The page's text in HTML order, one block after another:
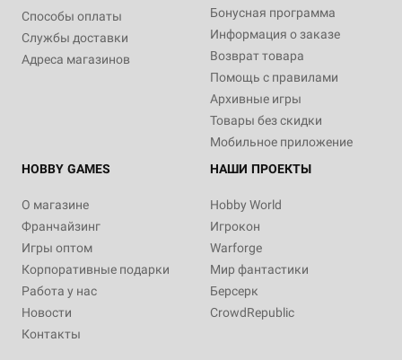
Способы оплаты
Службы доставки
Адреса магазинов
Бонусная программа
Информация о заказе
Возврат товара
Помощь с правилами
Архивные игры
Товары без скидки
Мобильное приложение
HOBBY GAMES
О магазине
Франчайзинг
Игры оптом
Корпоративные подарки
Работа у нас
Новости
Контакты
НАШИ ПРОЕКТЫ
Hobby World
Игрокон
Warforge
Мир фантастики
Берсерк
CrowdRepublic